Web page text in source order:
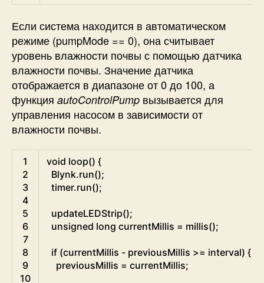
Если система находится в автоматическом
режиме (pumpMode == 0), она считывает
уровень влажности почвы с помощью датчика
влажности почвы. Значение датчика
отображается в диапазоне от 0 до 100, а
функция autoControlPump вызывается для
управления насосом в зависимости от
влажности почвы.
1
2
3
4
5
6
7
8
9
10
void loop() {
Blynk.run();
timer.run();
updateLEDStrip();
unsigned long currentMillis = millis();
if (currentMillis - previousMillis >= interval) {
previousMillis = currentMillis;